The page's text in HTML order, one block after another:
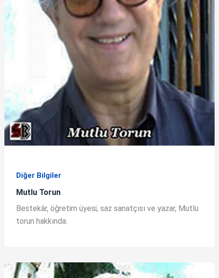
Diğer Bilgiler
Mutlu Torun
Bestekâr, öğretim üyesi, saz sanatçısı ve yazar, Mutlu
torun hakkında.